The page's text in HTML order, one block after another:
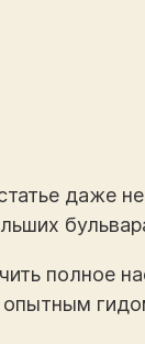
даже
полное
опытным